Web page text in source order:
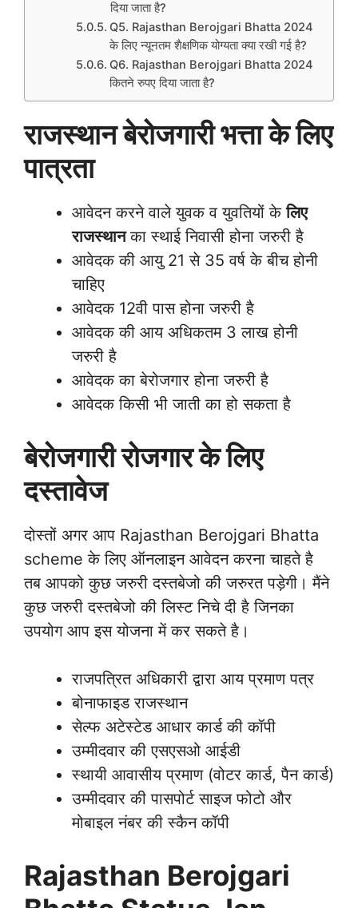
दिया जाता है?
Q5. Rajasthan Berojgari Bhatta 2024
के लिए न्यूनतम शैक्षणिक योग्यता क्या रखी गई है?
Q6. Rajasthan Berojgari Bhatta 2024
कितने रुपए दिया जाता है?
राजस्थान बेरोजगारी भत्ता के लिए
पात्रता
आवेदन करने वाले युवक व युवतियों केलिए
राजस्थानका स्थाई निवासी होना जरुरी है
आवेदक की आयु 21 से 35 वर्ष के बीच होनी
चाहिए
आवेदक 12वी पास होना जरुरी है
आवेदक की आय अधिकतम 3 लाख होनी
जरुरी है
आवेदक का बेरोजगार होना जरुरी है
आवेदक किसी भी जाती का हो सकता है
बेरोजगारी रोजगार के लिए
दस्तावेज
दोस्तों अगर आप Rajasthan Berojgari Bhatta
scheme के लिए ऑनलाइन आवेदन करना चाहते है
तब आपको कुछ जरुरी दस्तबेजो की जरुरत पड़ेगी। मैंने
कुछ जरुरी दस्तबेजो की लिस्ट निचे दी है जिनका
उपयोग आप इस योजना में कर सकते है।
राजपत्रित अधिकारी द्वारा आय प्रमाण पत्र
बोनाफाइड राजस्थान
सेल्फ अटेस्टेड आधार कार्ड की कॉपी
उम्मीदवार की एसएसओ आईडी
स्थायी आवासीय प्रमाण (वोटर कार्ड, पैन कार्ड)
उम्मीदवार की पासपोर्ट साइज फोटो और
मोबाइल नंबर की स्कैन कॉपी
Rajasthan Berojgari